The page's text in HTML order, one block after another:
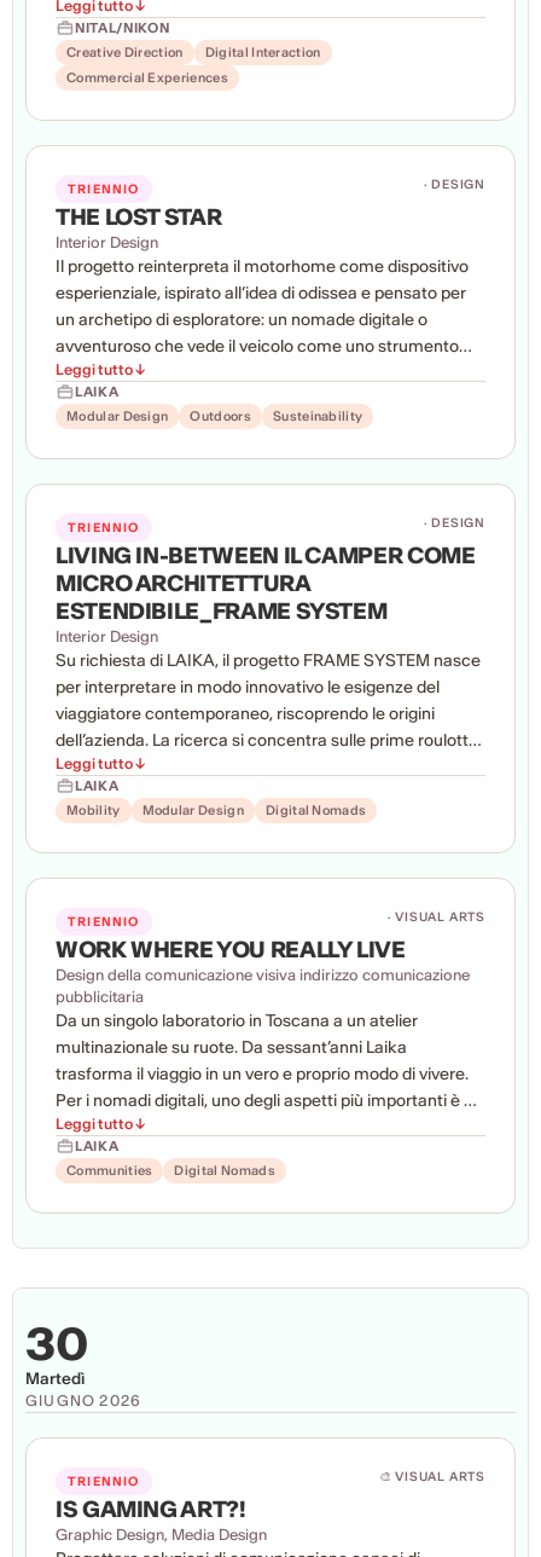
Attraverso ricerca strategica, analisi dei comportamenti
digitali e sviluppo di una campagna integrata, gli studenti
hanno lavorato per ridefinire il tono di voce, l'immagine e
l'esperienza del brand, valorizzandone la qualità
professionale con linguaggi contemporanei. Il progetto
include social media, video, advertising, esperienze
vendita, costruendo una nuova relazione tra Nikon e il
pubblico giovane.
Leggi tutto ↓
NITAL/NIKON
Creative Direction
Digital Interaction
Commercial Experiences
TRIENNIO · DESIGN
THE LOST STAR
Interior Design
Il progetto reinterpreta il motorhome come dispositivo
esperienziale, ispirato all’idea di odissea e pensato per
un archetipo di esploratore: un nomade digitale o
avventuroso che vede il veicolo come uno strumento
attivo, e non come una semplice casa per le vacanze.
Attraverso un sistema spaziale modulare “LEGO-Logic”,
l’interno può essere riconfigurato e adattato a diversi
Leggi tutto ↓
LAIKA
Modular Design
Outdoors Susteinability
TRIENNIO · DESIGN
LIVING IN-BETWEEN IL CAMPER COME
MICRO ARCHITETTURA
ESTENDIBILE_FRAME SYSTEM
Interior Design
Su richiesta di LAIKA, il progetto FRAME SYSTEM nasce
per interpretare in modo innovativo le esigenze del
viaggiatore contemporaneo, riscoprendo le origini
dell’azienda. La ricerca si concentra sulle prime roulotte
degli anni Sessanta, simbolo di un’epoca di profonda
trasformazione culturale culminata nel 1968. In quegli
anni il viaggio diventa strumento di libertà, scoperta ed
spirito attraverso una proposta contemporanea, capace
modalità dell’abitare in movimento.
Leggi tutto ↓
LAIKA
Mobility
Modular Design Digital Nomads
TRIENNIO · VISUAL ARTS
WORK WHERE YOU REALLY LIVE
Design della comunicazione visiva indirizzo comunicazione
pubblicitaria
Da un singolo laboratorio in Toscana a un atelier
multinazionale su ruote. Da sessant’anni Laika
trasforma il viaggio in un vero e proprio modo di vivere.
Per i nomadi digitali, uno degli aspetti più importanti è un
autentico equilibrio tra lavoro e vita privata: non ripetere
ogni giorno la stessa routine d’ufficio, ma lavorare
ovunque si sentano liberi, seguendo i propri sogni ogni
Leggi tutto ↓
LAIKA
Communities
Digital Nomads
30
Martedì
GIUGNO 2026
TRIENNIO 🎨 VISUAL ARTS
IS GAMING ART?!
Graphic Design, Media Design